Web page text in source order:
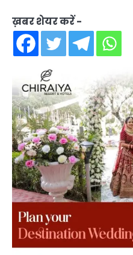
ख़बर शेयर करें -